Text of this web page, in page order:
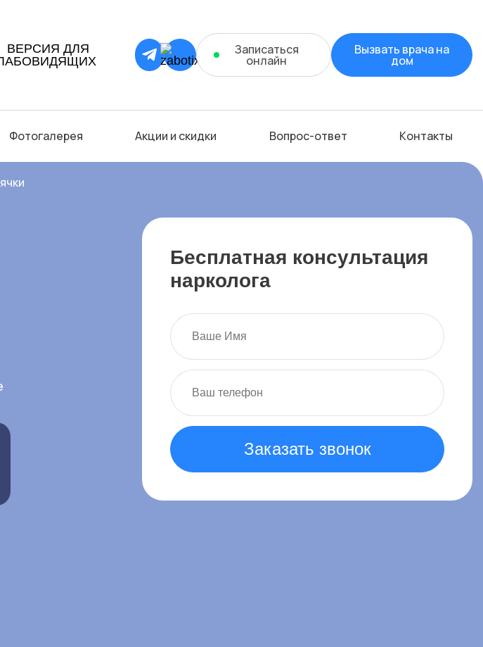
Записаться
онлайн
Вызвать врача на
дом
Фотогалерея Акции и скидки Вопрос-ответ Контакты
Бесплатная консультация
нарколога
Заказать звонок